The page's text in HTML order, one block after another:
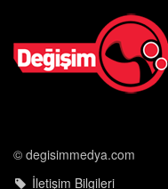
© degisimmedya.com
İletişim Bilgileri